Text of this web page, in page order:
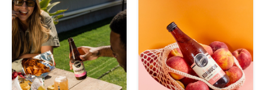
愛甜點
火腿．起司．歐陸食材
料理盛宴
水餃 / 麵食 / 湯圓 / 包子